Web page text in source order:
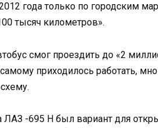
года только по городским
тысяч километров».
смог проездить до «2
приходилось работать,
ЛАЗ -695 Н был вариант для